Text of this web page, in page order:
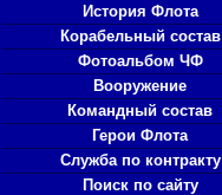
История Флота
Корабельный состав
Фотоальбом ЧФ
Вооружение
Командный состав
Герои Флота
Служба по контракту
Поиск по сайту